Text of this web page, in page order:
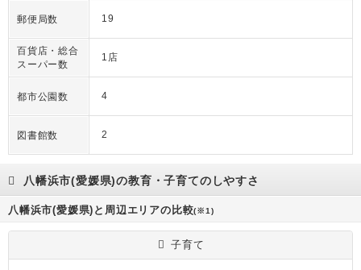
郵便局数 19
百貨店・総合
スーパー数
1店
都市公園数 4
図書館数 2
八幡浜市(愛媛県)の教育・子育てのしやすさ
八幡浜市(愛媛県)と周辺エリアの比較(※1)
子育て